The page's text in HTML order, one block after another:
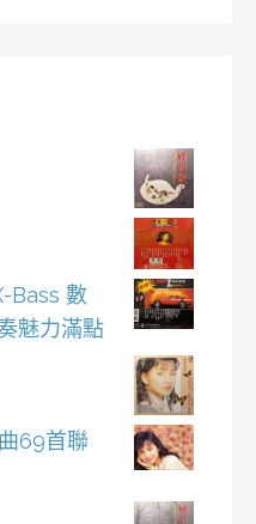
Bass 數
魅力滿點
69首聯